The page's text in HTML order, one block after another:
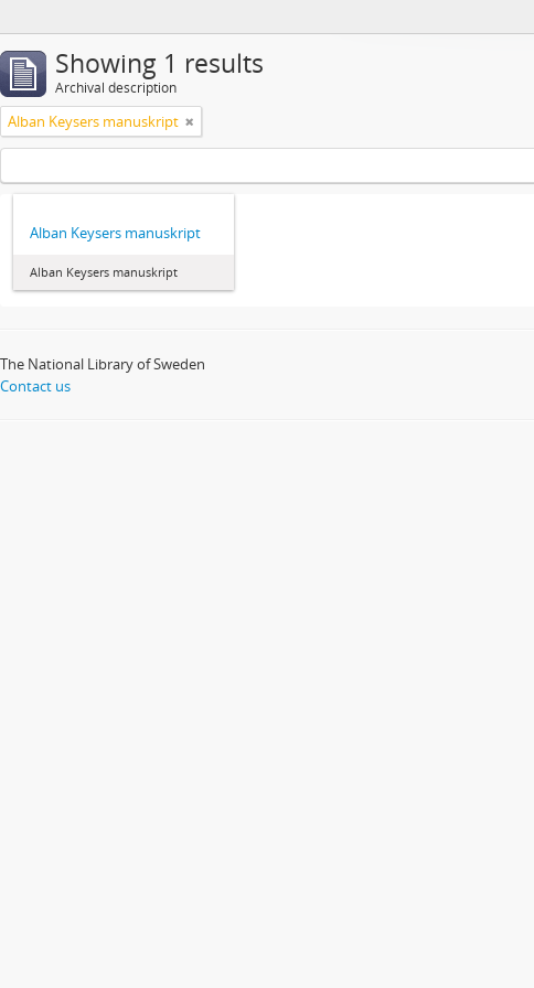
Showing 1 results
Archival description
Alban Keysers manuskript
Alban Keysers manuskript
Alban Keysers manuskript
The National Library of Sweden
Contact us